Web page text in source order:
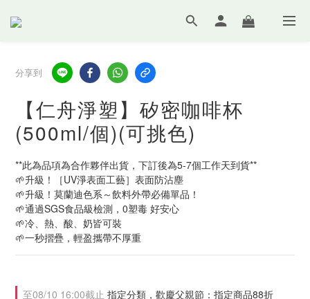
分享到
【仁舟淨塑】矽密咖啡杯
(500ml/個)(可挑色)
**此為品項為合作夥伴出貨，下訂後為5-7個工作天到貨**
🌱升級！［UV淨表面工藝］表面防沾塵
🌱升級！莫蘭迪色系～飲料外帶必備單品！
🌱通過SGS食品級檢測，0塑毒 好安心
🌱冷、熱、酸、奶皆可裝
🌱一秒摺疊，輕盈攜帶不厚重
至08/10 16:00截止 指定分類，歡慶父親節：指定商品88折